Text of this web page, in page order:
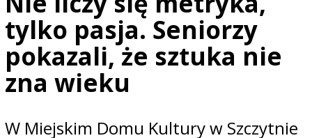
tylko pasja. Seniorzy
pokazali, że sztuka nie
zna wieku
W Miejskim Domu Kultury w Szczytnie